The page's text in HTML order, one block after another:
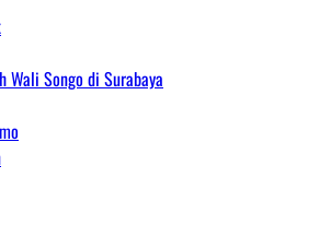
Wali Songo di Surabaya